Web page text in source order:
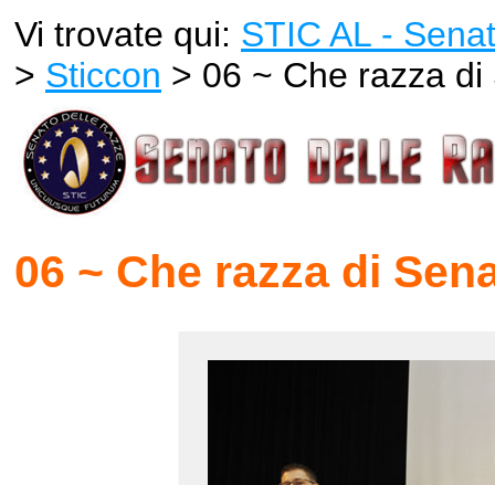
Vi trovate qui: STIC AL -
> Sticcon > 06 ~ Che razza di
06 ~ Che razza di